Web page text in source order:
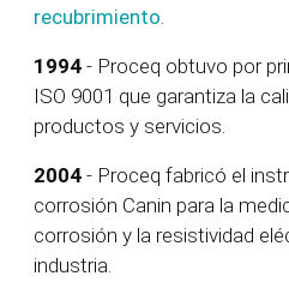
recubrimiento
1994 - Proceq obtuvo por
ISO 9001 que garantiza la
productos y servicios.
2004 - Proceq fabricó el
corrosión Canin para la
corrosión y la resistividad
industria.